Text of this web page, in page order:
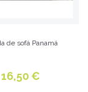
de sofá Panamá
16,50 €